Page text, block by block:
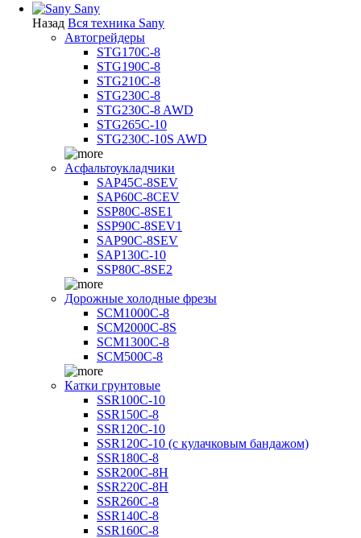
Sany
Назад Вся техника Sany
Автогрейдеры
STG170C-8
STG190C-8
STG210C-8
STG230C-8
STG230C-8 AWD
STG265C-10
STG230C-10S AWD
Асфальтоукладчики
SAP45С-8SEV
SAP60C-8CEV
SSP80C-8SE1
SSP90C-8SEV1
SAP90C-8SEV
SAP130C-10
SSP80C-8SE2
Дорожные холодные фрезы
SCM1000C-8
SCM2000C-8S
SCM1300C-8
SCM500C-8
Катки грунтовые
SSR100C-10
SSR150C-8
SSR120C-10
SSR120C-10 (с кулачковым бандажом)
SSR180C-8
SSR200C-8H
SSR220C-8H
SSR260C-8
SSR140C-8
SSR160C-8